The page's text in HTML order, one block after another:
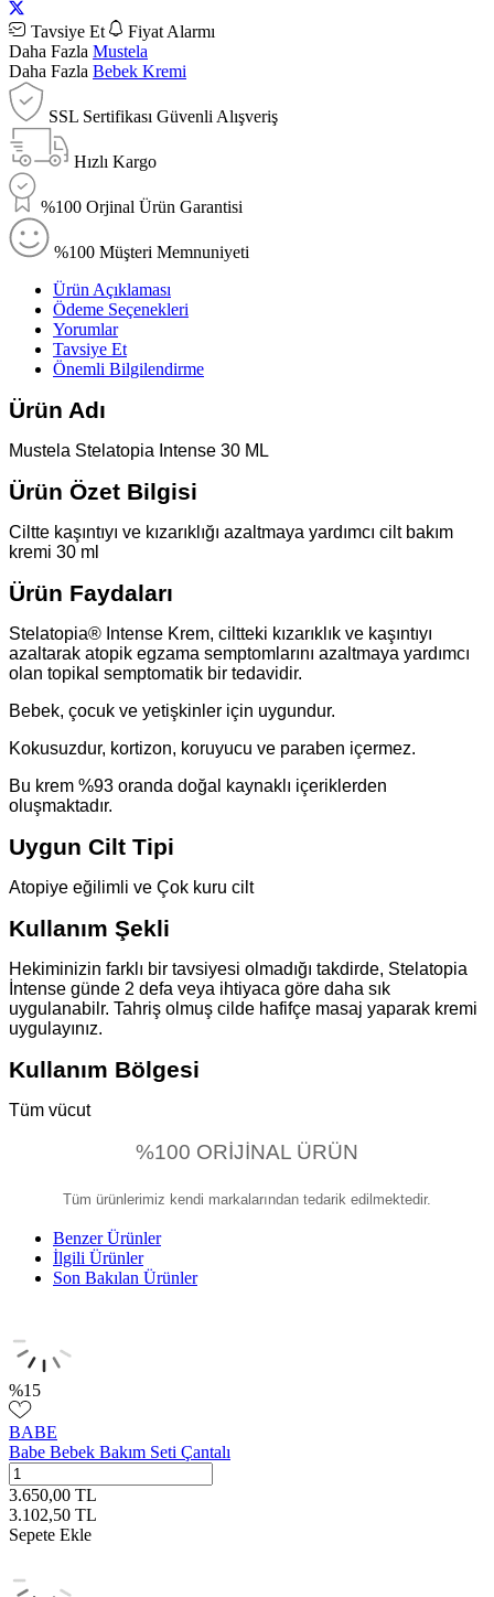
Tavsiye Et
Fiyat Alarmı
Daha Fazla Mustela
Daha Fazla Bebek Kremi
SSL Sertifikası Güvenli Alışveriş
Hızlı Kargo
%100 Orjinal Ürün Garantisi
%100 Müşteri Memnuniyeti
Ürün Açıklaması
Ödeme Seçenekleri
Yorumlar
Tavsiye Et
Önemli Bilgilendirme
Ürün Adı
Mustela Stelatopia Intense 30 ML
Ürün Özet Bilgisi
Ciltte kaşıntıyı ve kızarıklığı azaltmaya yardımcı cilt bakım
kremi 30 ml
Ürün Faydaları
Stelatopia® Intense Krem, ciltteki kızarıklık ve kaşıntıyı
azaltarak atopik egzama semptomlarını azaltmaya yardımcı
olan topikal semptomatik bir tedavidir.
Bebek, çocuk ve yetişkinler için uygundur.
Kokusuzdur, kortizon, koruyucu ve paraben içermez.
Bu krem %93 oranda doğal kaynaklı içeriklerden
oluşmaktadır.
Uygun Cilt Tipi
Atopiye eğilimli ve Çok kuru cilt
Kullanım Şekli
Hekiminizin farklı bir tavsiyesi olmadığı takdirde, Stelatopia
İntense günde 2 defa veya ihtiyaca göre daha sık
uygulanabilr. Tahriş olmuş cilde hafifçe masaj yaparak kremi
uygulayınız.
Kullanım Bölgesi
Tüm vücut
%100 ORİJİNAL ÜRÜN
Tüm ürünlerimiz kendi markalarından tedarik edilmektedir.
Benzer Ürünler
İlgili Ürünler
Son Bakılan Ürünler
%15
BABE
Babe Bebek Bakım Seti Çantalı
3.650,00 TL
3.102,50 TL
Sepete Ekle